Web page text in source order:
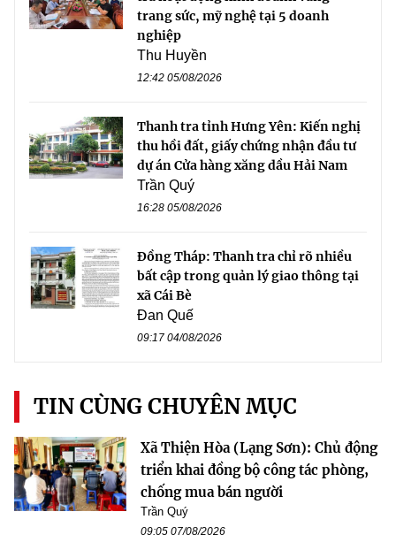
trang sức, mỹ nghệ tại 5 doanh
nghiệp
Thu Huyền
12:42 05/08/2026
Thanh tra tỉnh Hưng Yên: Kiến nghị
thu hồi đất, giấy chứng nhận đầu tư
dự án Cửa hàng xăng dầu Hải Nam
Trần Quý
16:28 05/08/2026
Đồng Tháp: Thanh tra chỉ rõ nhiều
bất cập trong quản lý giao thông tại
xã Cái Bè
Đan Quế
09:17 04/08/2026
TIN CÙNG CHUYÊN MỤC
Xã Thiện Hòa (Lạng Sơn): Chủ động
triển khai đồng bộ công tác phòng,
chống mua bán người
Trần Quý
09:05 07/08/2026